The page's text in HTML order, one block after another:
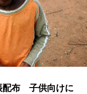
配布 子供向けに